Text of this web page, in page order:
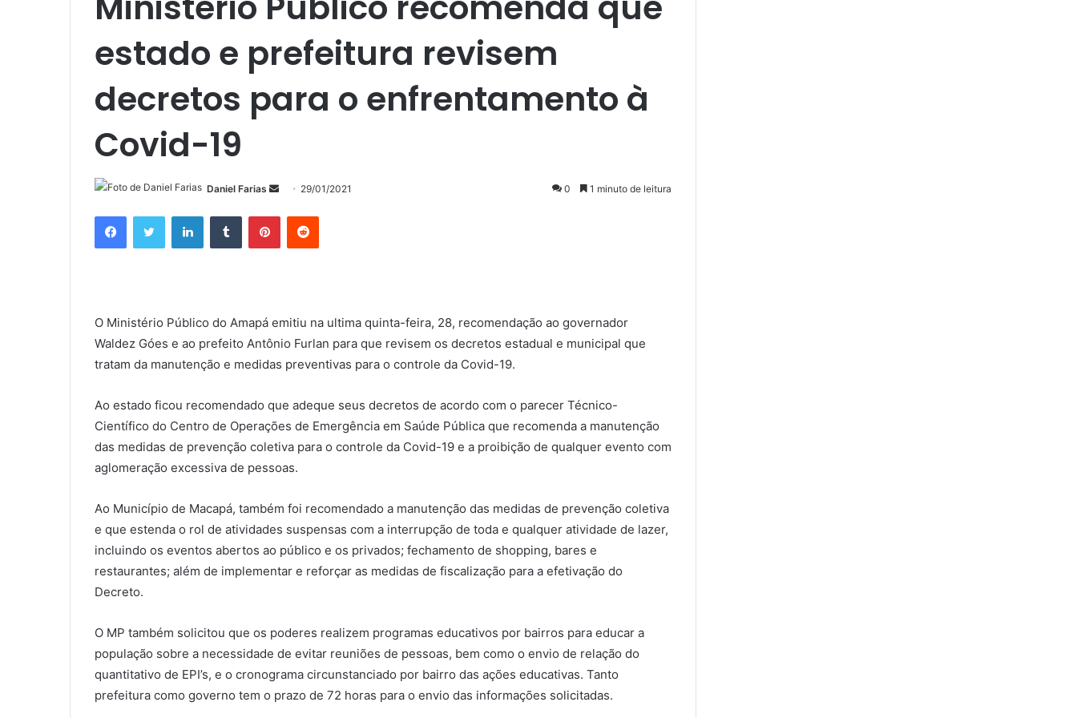
estado e prefeitura revisem
decretos para o enfrentamento à
Covid-19
Daniel Farias
Mande
mail
29/01/2021 0 1 minuto de leitura
FacebookTwitter LinkedinTumblr PinterestReddit
O Ministério Público do Amapá emitiu na ultima quinta-feira, 28, recomendação ao governador
Waldez Góes e ao prefeito Antônio Furlan para que revisem os decretos estadual e municipal que
tratam da manutenção e medidas preventivas para o controle da Covid-19.
Ao estado ficou recomendado que adeque seus decretos de acordo com o parecer Técnico-
Científico do Centro de Operações de Emergência em Saúde Pública que recomenda a manutenção
das medidas de prevenção coletiva para o controle da Covid-19 e a proibição de qualquer evento com
aglomeração excessiva de pessoas.
Ao Município de Macapá, também foi recomendado a manutenção das medidas de prevenção coletiva
e que estenda o rol de atividades suspensas com a interrupção de toda e qualquer atividade de lazer,
incluindo os eventos abertos ao público e os privados; fechamento de shopping, bares e
restaurantes; além de implementar e reforçar as medidas de fiscalização para a efetivação do
Decreto.
O MP também solicitou que os poderes realizem programas educativos por bairros para educar a
população sobre a necessidade de evitar reuniões de pessoas, bem como o envio de relação do
quantitativo de EPI’s, e o cronograma circunstanciado por bairro das ações educativas. Tanto
prefeitura como governo tem o prazo de 72 horas para o envio das informações solicitadas.